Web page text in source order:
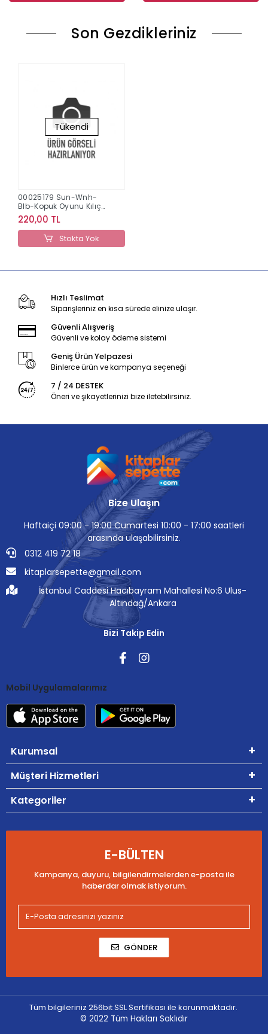
Son Gezdikleriniz
Tükendi
00025179 Sun-Wnh-
Blb-Kopuk Oyunu Kılıç
Şekilli .95Ml.Krtl.2R.12D.
220,00 TL
Stokta Yok
Hızlı Teslimat
Siparişleriniz en kısa sürede elinize ulaşır.
Güvenli Alışveriş
Güvenli ve kolay ödeme sistemi
Geniş Ürün Yelpazesi
Binlerce ürün ve kampanya seçeneği
7 / 24 DESTEK
Öneri ve şikayetlerinizi bize iletebilirsiniz.
Bize Ulaşın
Haftaiçi 09:00 - 19:00 Cumartesi 10:00 - 17:00 saatleri
arasında ulaşabilirsiniz.
0312 419 72 18
kitaplarsepette@gmail.com
İstanbul Caddesi Hacıbayram Mahallesi No:6 Ulus-
Altındağ/Ankara
Bizi Takip Edin
Mobil Uygulamalarımız
Kurumsal
Müşteri Hizmetleri
Kategoriler
E-BÜLTEN
Kampanya, duyuru, bilgilendirmelerden e-posta ile
haberdar olmak istiyorum.
GÖNDER
Tüm bilgileriniz 256bit SSL Sertifikası ile korunmaktadır.
© 2022 Tüm Hakları Saklıdır